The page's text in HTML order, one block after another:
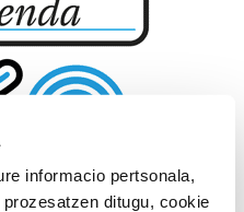
informacio pertsonala,
ditugu, cookie